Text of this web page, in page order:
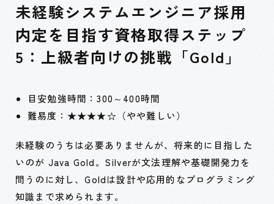
未経験システムエンジニア採用
内定を目指す資格取得ステップ
5：上級者向けの挑戦「Gold」
目安勉強時間：300～400時間
難易度：★★★★☆（やや難しい）
未経験のうちは必要ありませんが、将来的に目指した
いのが Java Gold。Silverが文法理解や基礎開発力を
問うのに対し、Goldは設計や応用的なプログラミング
知識まで求められます。